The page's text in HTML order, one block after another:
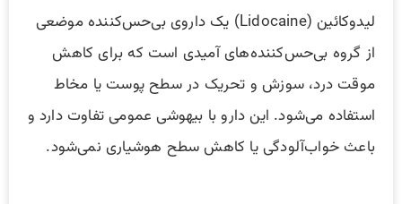
لیدوکائین (Lidocaine) یک داروی بی‌حس‌کننده موضعی
از گروه بی‌حس‌کننده‌های آمیدی است که برای کاهش
موقت درد، سوزش و تحریک در سطح پوست یا مخاط
استفاده می‌شود. این دارو با بیهوشی عمومی تفاوت دارد و
باعث خواب‌آلودگی یا کاهش سطح هوشیاری نمی‌شود.